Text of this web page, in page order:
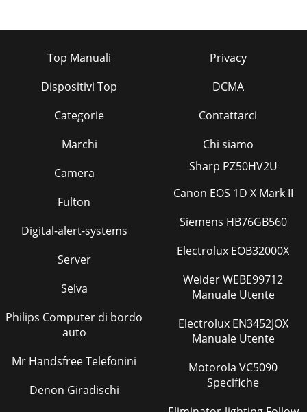
Top Manuali
Dispositivi Top
Categorie
Marchi
Privacy
DCMA
Contattarci
Chi siamo
Camera
Fulton
Digital-alert-systems
Server
Selva
Philips Computer di bordo
auto
Mr Handsfree Telefonini
Denon Giradischi
Sharp PZ50HV2U
Canon EOS 1D X Mark II
Siemens HB76GB560
Electrolux EOB32000X
Weider WEBE99712
Manuale Utente
Electrolux EN3452JOX
Manuale Utente
Motorola VC5090
Specifiche